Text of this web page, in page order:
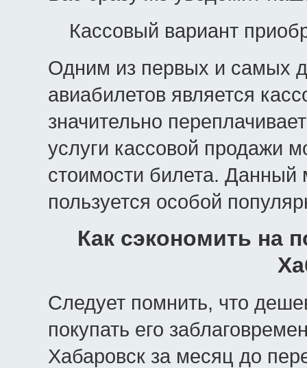
Кассовый вариант
Одним из первых и самых
авиабилетов является
значительно
услуги кассовой продажи
стоимости билета. Данный
пользуется особой
Как сэкономить на
Следует помнить, что
покупать его
Хабаровск за месяц до